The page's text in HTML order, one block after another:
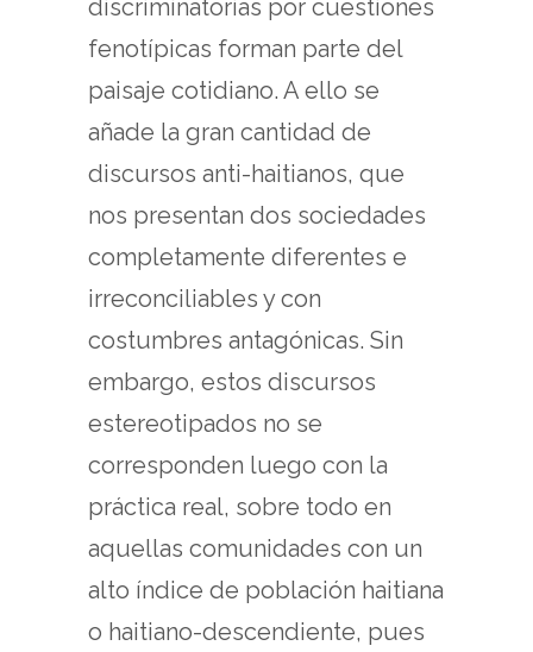
discriminatorias por cuestiones
fenotípicas forman parte del
paisaje cotidiano. A ello se
añade la gran cantidad de
discursos anti-haitianos, que
nos presentan dos sociedades
completamente diferentes e
irreconciliables y con
costumbres antagónicas. Sin
embargo, estos discursos
estereotipados no se
corresponden luego con la
práctica real, sobre todo en
aquellas comunidades con un
alto índice de población haitiana
o haitiano-descendiente, pues